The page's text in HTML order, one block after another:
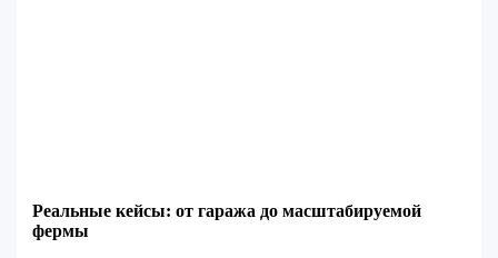
Реальные кейсы: от гаража до масштабируемой
фермы